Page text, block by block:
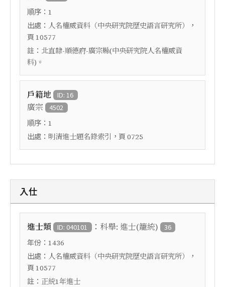
順序： 1
出處： 人名權威資料（中央研究院歷史語言研究所）
，
頁 10577
註： 北直隸-順德府-廣宗縣(中央研究院人名權威資
料)。
戶籍地 ID: 16
廣宗 4502
順序： 1
出處： 明清進士題名錄索引 ，頁 0725
入仕
進士類 ID: 040101 ： 科舉: 進士(籠統) 36
年份： 1436
出處： 人名權威資料（中央研究院歷史語言研究所）
，
頁 10577
註： 正統1年進士